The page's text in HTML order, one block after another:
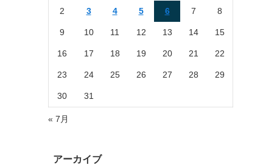
2 3 4 5 6 7 8
9 10 11 12 13 14 15
16 17 18 19 20 21 22
23 24 25 26 27 28 29
30 31
« 7月
アーカイブ